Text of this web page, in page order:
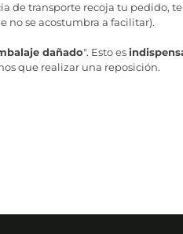
de transporte recoja tu pedido,
no se acostumbra a facilitar).
dañado". Esto es
que realizar una reposición.